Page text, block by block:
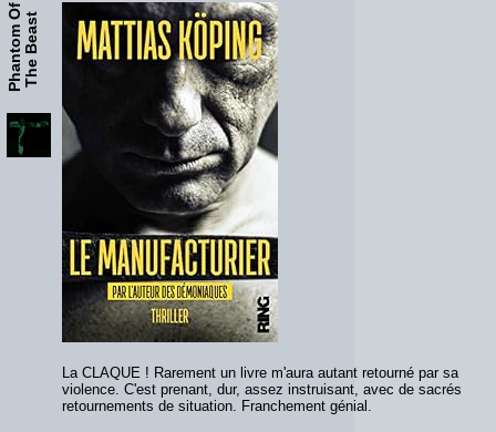
P
h
a
n
t
o
m
O
f
T
h
e
B
e
a
st
La CLAQUE ! Rarement un livre m'aura autant retourné par sa
violence. C'est prenant, dur, assez instruisant, avec de sacrés
retournements de situation. Franchement génial.